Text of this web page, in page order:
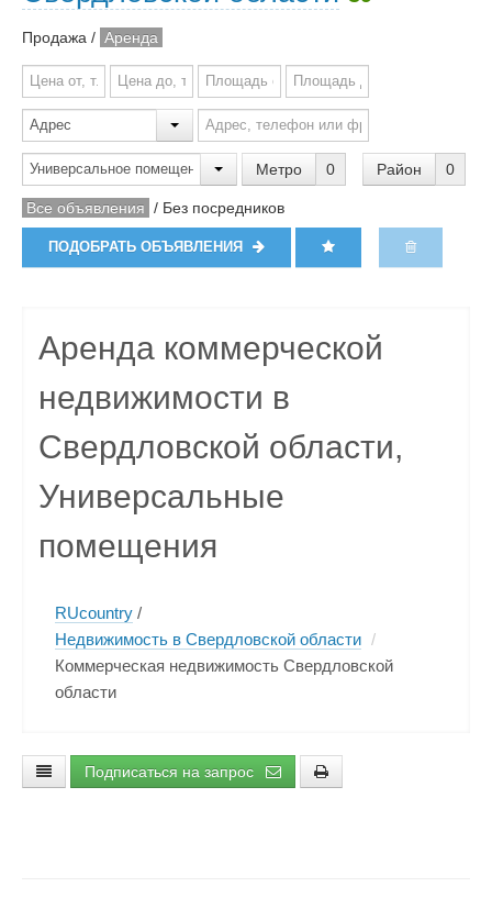
Продажа / Аренда
Метро 0 Район 0
Все объявления / Без посредников
ПОДОБРАТЬ ОБЪЯВЛЕНИЯ
Аренда коммерческой
недвижимости в
Свердловской области,
Универсальные
помещения
RUcountry /
Недвижимость в Свердловской области /
Коммерческая недвижимость Свердловской
области
Подписаться на запрос